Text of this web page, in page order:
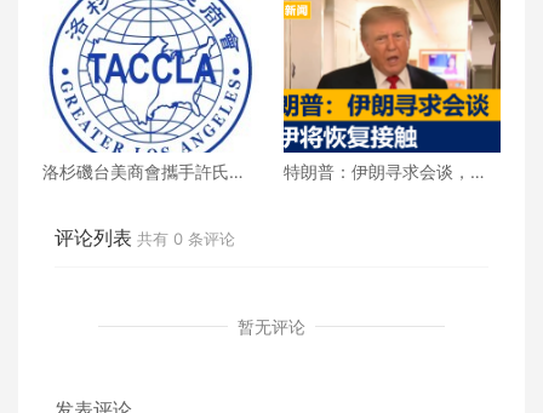
洛杉磯台美商會攜手許氏參
特朗普：伊朗寻求会谈，美
评论列表 共有 0 条评论
暂无评论